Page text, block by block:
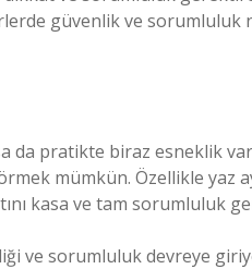
güvenlik ve sorumluluk
da pratikte biraz esneklik
mümkün. Özellikle
kasa ve tam sorumluluk
ve sorumluluk devreye